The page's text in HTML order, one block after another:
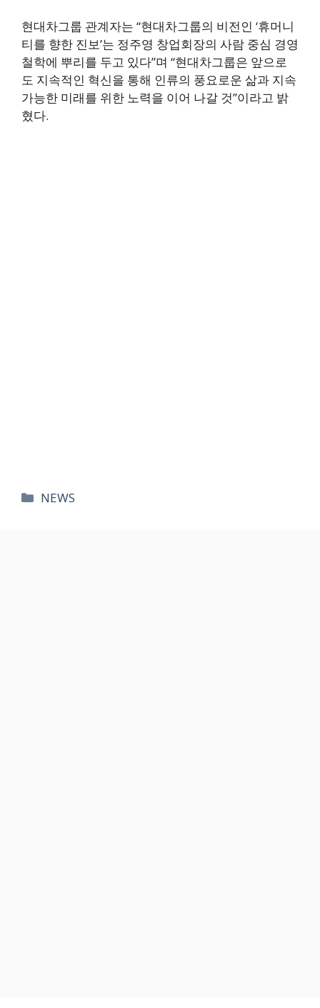
현대차그룹 관계자는 “현대차그룹의 비전인 ‘휴머니
티를 향한 진보’는 정주영 창업회장의 사람 중심 경영
철학에 뿌리를 두고 있다”며 “현대차그룹은 앞으로
도 지속적인 혁신을 통해 인류의 풍요로운 삶과 지속
가능한 미래를 위한 노력을 이어 나갈 것”이라고 밝
혔다.
카
NEWS